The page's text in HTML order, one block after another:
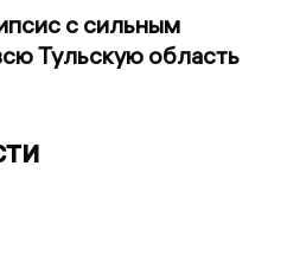
с сильным
Тульскую область